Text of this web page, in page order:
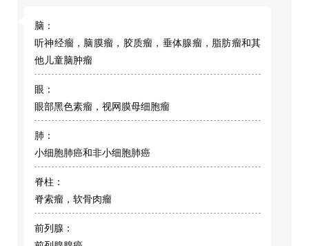
脑：
听神经瘤，脑膜瘤，胶质瘤，垂体腺瘤，脂肪瘤和其
他儿童脑肿瘤
眼：
眼部黑色素瘤，视网膜母细胞瘤
肺：
小细胞肺癌和非小细胞肺癌
脊柱：
脊索瘤，软骨肉瘤
前列腺：